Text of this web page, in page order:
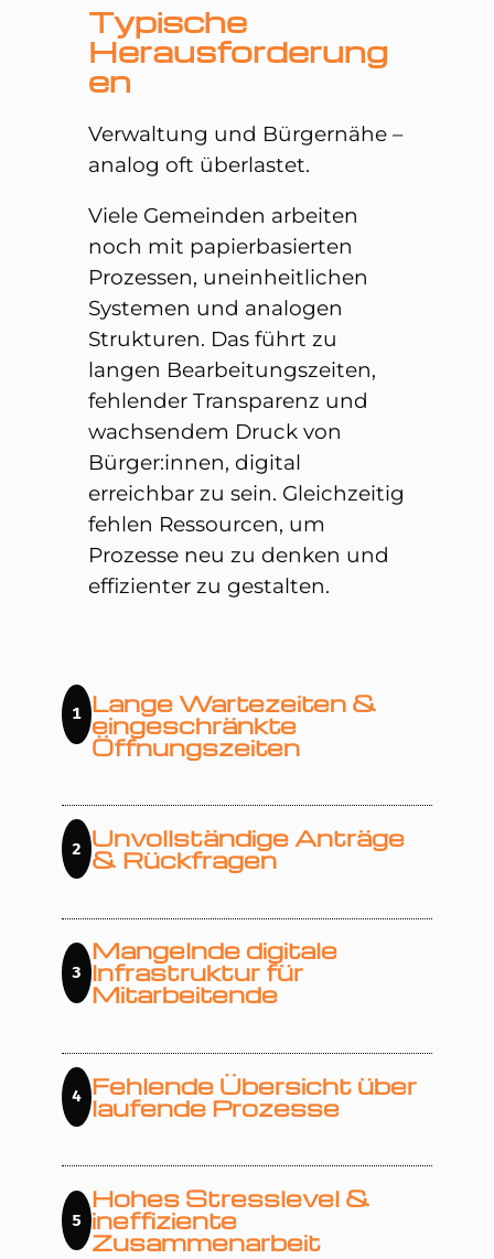
Typische
Herausforderung
en
Verwaltung und Bürgernähe –
analog oft überlastet.
Viele Gemeinden arbeiten
noch mit papierbasierten
Prozessen, uneinheitlichen
Systemen und analogen
Strukturen. Das führt zu
langen Bearbeitungszeiten,
fehlender Transparenz und
wachsendem Druck von
Bürger:innen, digital
erreichbar zu sein. Gleichzeitig
fehlen Ressourcen, um
Prozesse neu zu denken und
effizienter zu gestalten.
1 Lange Wartezeiten &
eingeschränkte
Öffnungszeiten
2 Unvollständige Anträge
& Rückfragen
3
Mangelnde digitale
Infrastruktur für
Mitarbeitende
4 Fehlende Übersicht über
laufende Prozesse
5
Hohes Stresslevel &
ineffiziente
Zusammenarbeit